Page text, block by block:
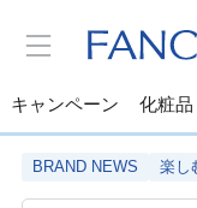
キャンペーン 化粧品
BRAND NEWS 楽し